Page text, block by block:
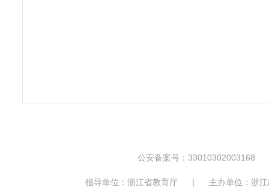
公安备案号：33010302003168
指导单位：浙江省教育厅 | 主办单位：浙